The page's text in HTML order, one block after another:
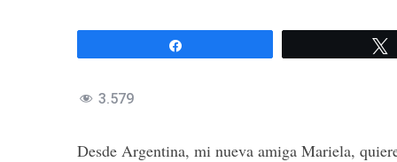
3.579
Desde Argentina, mi nueva amiga Mariela,